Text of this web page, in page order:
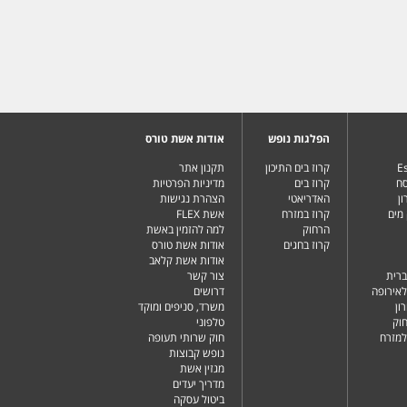
הפלגות נופש
קרוז בים התיכון
קרוז בים
האדריאטי
קרוז במזרח
הרחוק
קרוז בחגים
אודות אשת טורס
תקנון אתר
מדיניות הפרטיות
הצהרת נגישות
אשת FLEX
למה להזמין באשת
אודות אשת טורס
אודות אשת קלאב
צור קשר
דרושים
משרד, סניפים ומוקד
טלפוני
חוק שרותי תעופה
נופש קבוצות
מגזין אשת
מדריך יעדים
ביטול עסקה